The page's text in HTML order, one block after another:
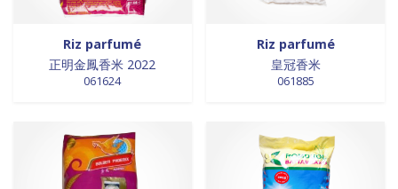
Riz parfumé
正明金鳳香米 2022
061624
Riz parfumé
皇冠香米
061885